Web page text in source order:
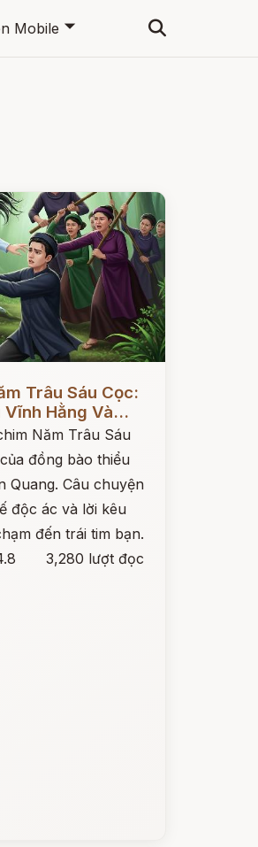
Mobile 🞃
Trâu Sáu Cọc:
Vĩnh Hằng Và...
Năm Trâu Sáu
đồng bào thiểu
Quang. Câu chuyện
độc ác và lời kêu
đến trái tim bạn.
3,280 lượt đọc